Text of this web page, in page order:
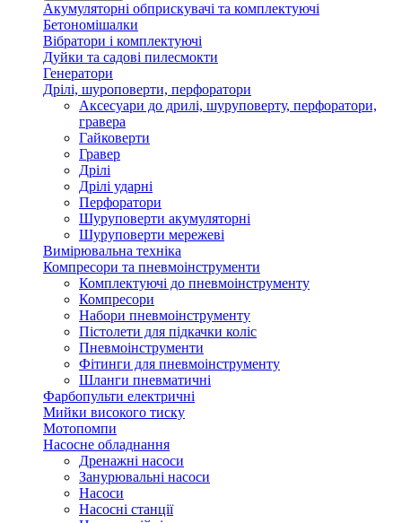
Акумуляторні обприскувачі та комплектуючі
Бетономішалки
Вібратори і комплектуючі
Дуйки та садові пилесмокти
Генератори
Дрілі, шуроповерти, перфоратори
Аксесуари до дрилі, шуруповерту, перфоратори,
гравера
Гайковерти
Гравер
Дрілі
Дрілі ударні
Перфоратори
Шуруповерти акумуляторні
Шуруповерти мережеві
Вимірювальна техніка
Компресори та пневмоінструменти
Комплектуючі до пневмоінструменту
Компресори
Набори пневмоінструменту
Пістолети для підкачки коліс
Пневмоінструменти
Фітинги для пневмоінструменту
Шланги пневматичні
Фарбопульти електричні
Мийки високого тиску
Мотопомпи
Насосне обладнання
Дренажні насоси
Занурювальні насоси
Насоси
Насосні станції